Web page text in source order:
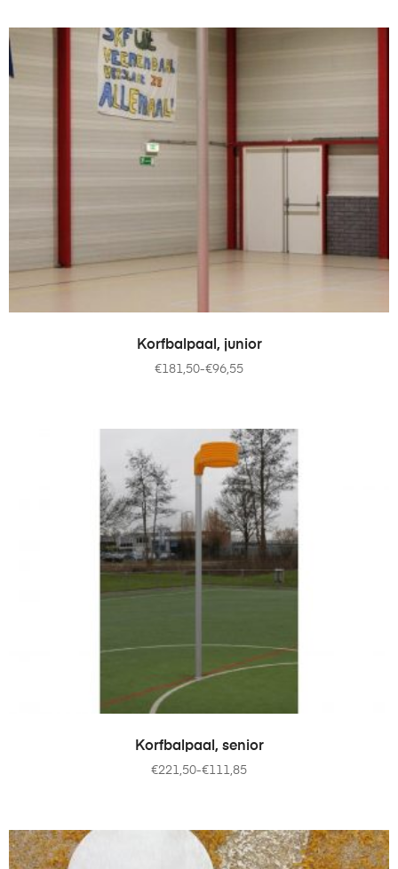
OPTIES SELECTEREN
Korfbalpaal, junior
€96,55
-
€181,50
OPTIES SELECTEREN
Korfbalpaal, senior
€111,85
-
€221,50